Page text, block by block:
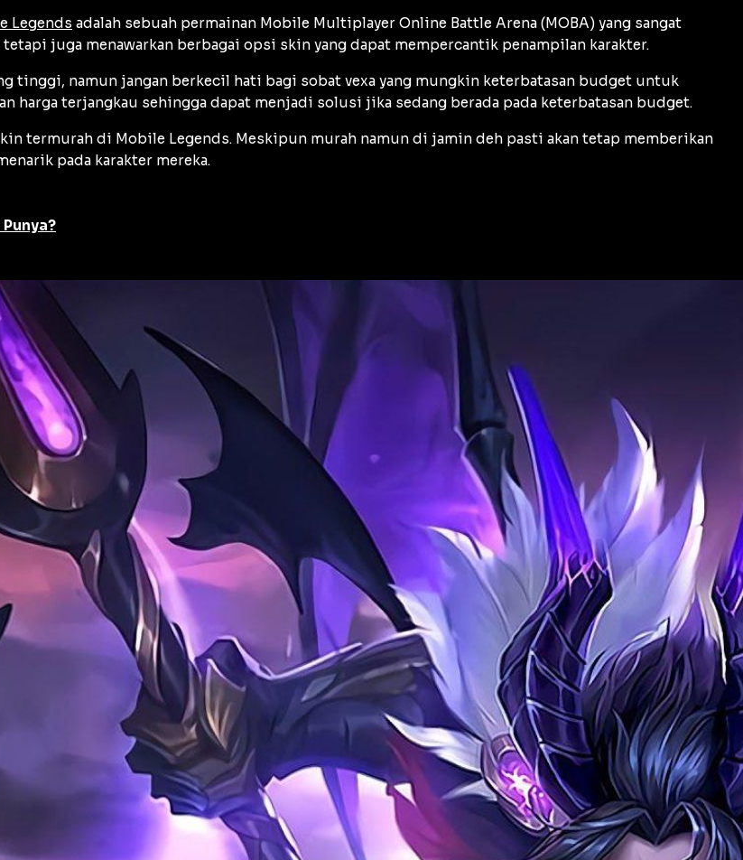
Legends adalah sebuah permainan Mobile Multiplayer Online Battle Arena (MOBA) yang sangat
juga menawarkan berbagai opsi skin yang dapat mempercantik penampilan karakter.
tinggi, namun jangan berkecil hati bagi sobat vexa yang mungkin keterbatasan budget untuk
harga terjangkau sehingga dapat menjadi solusi jika sedang berada pada keterbatasan budget.
termurah di Mobile Legends. Meskipun murah namun di jamin deh pasti akan tetap memberikan
pada karakter mereka.